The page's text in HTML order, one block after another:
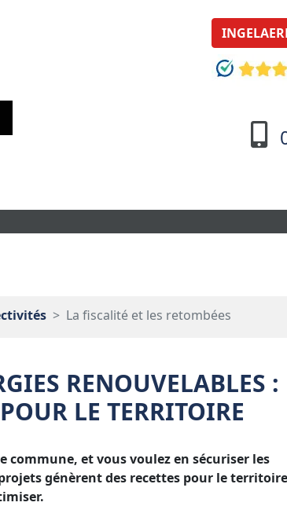
La fiscalité et les retombées
RENOUVELABLES :
LE TERRITOIRE
et vous voulez en sécuriser les
génèrent des recettes pour le